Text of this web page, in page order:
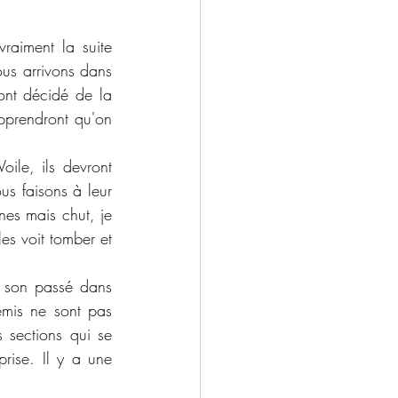
la suite
arrivons dans
décidé de la
qu'on
ils devront
faisons à leur
mais chut, je
voit tomber et
passé dans
ne sont pas
sections qui se
Il y a une